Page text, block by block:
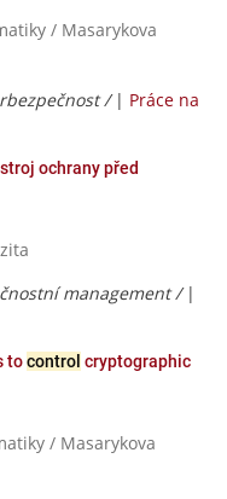
/ Masarykova
/ | Práce na
ochrany před
management / |
tocontrol cryptographic
/ Masarykova